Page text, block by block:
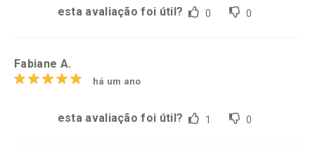
esta avaliação foi útil? 0 0
Fabiane A.
há um ano
esta avaliação foi útil? 1 0